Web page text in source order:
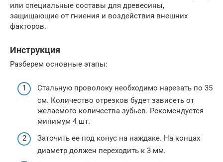
или специальные составы для древесины,
защищающие от гниения и воздействия внешних
факторов.
Инструкция
Разберем основные этапы:
Стальную проволоку необходимо нарезать по 35
см. Количество отрезков будет зависеть от
желаемого количества зубьев. Рекомендуется
минимум 4 шт.
Заточить ее под конус на наждаке. На концах
диаметр должен переходить к 3 мм.